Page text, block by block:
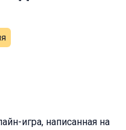
игра, написанная на